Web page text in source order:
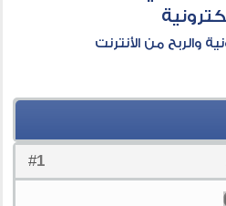
والربح من الأنترنت
#
1